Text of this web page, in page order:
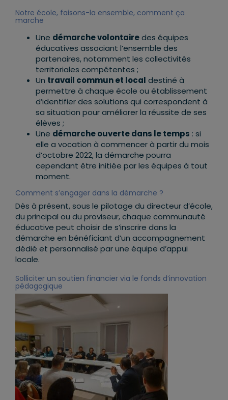
Notre école, faisons-la ensemble, comment ça
marche
Une démarche volontairedes équipes
éducatives associant l’ensemble des
partenaires, notamment les collectivités
territoriales compétentes ;
Un travail commun et local destiné à
permettre à chaque école ou établissement
d’identifier des solutions qui correspondent à
sa situation pour améliorer la réussite de ses
élèves ;
Une démarche ouverte dans le temps : si
elle a vocation à commencer à partir du mois
d’octobre 2022, la démarche pourra
cependant être initiée par les équipes à tout
moment.
Comment s’engager dans la démarche ?
Dès à présent, sous le pilotage du directeur d’école,
du principal ou du proviseur, chaque communauté
éducative peut choisir de s’inscrire dans la
démarche en bénéficiant d’un accompagnement
dédié et personnalisé par une équipe d’appui
locale.
Solliciter un soutien financier via le fonds d’innovation
pédagogique